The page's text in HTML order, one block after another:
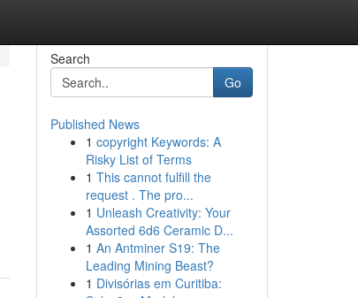
Search
Go
Published News
1 copyright Keywords: A
Risky List of Terms
1 This cannot fulfill the
request . The pro...
1 Unleash Creativity: Your
Assorted 6d6 Ceramic D...
1 An Antminer S19: The
Leading Mining Beast?
1 Divisórias em Curitiba: